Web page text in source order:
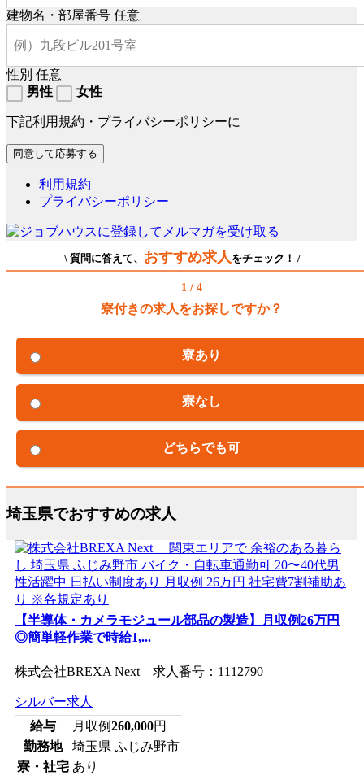
建物名・部屋番号 任意
性別 任意
男性
女性
下記利用規約・プライバシーポリシーに
利用規約
プライバシーポリシー
\ 質問に答えて、 おすすめ求人をチェック！ /
1 / 4
寮付きの求人をお探しですか？
寮あり
寮なし
どちらでも可
埼玉県でおすすめの求人
【半導体・カメラモジュール部品の製造】月収例26万円
◎簡単軽作業で時給1,...
株式会社BREXA Next 求人番号：1112790
シルバー求人
給与
月収例260,000円
勤務地
埼玉県 ふじみ野市
寮・社宅 あり